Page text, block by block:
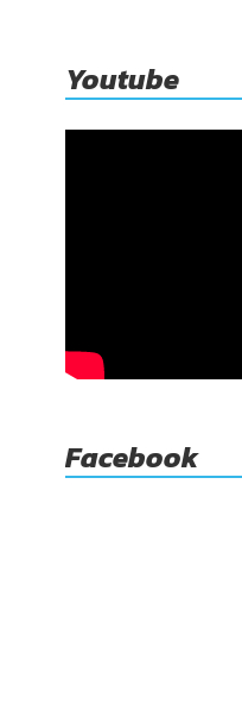
Youtube
Facebook